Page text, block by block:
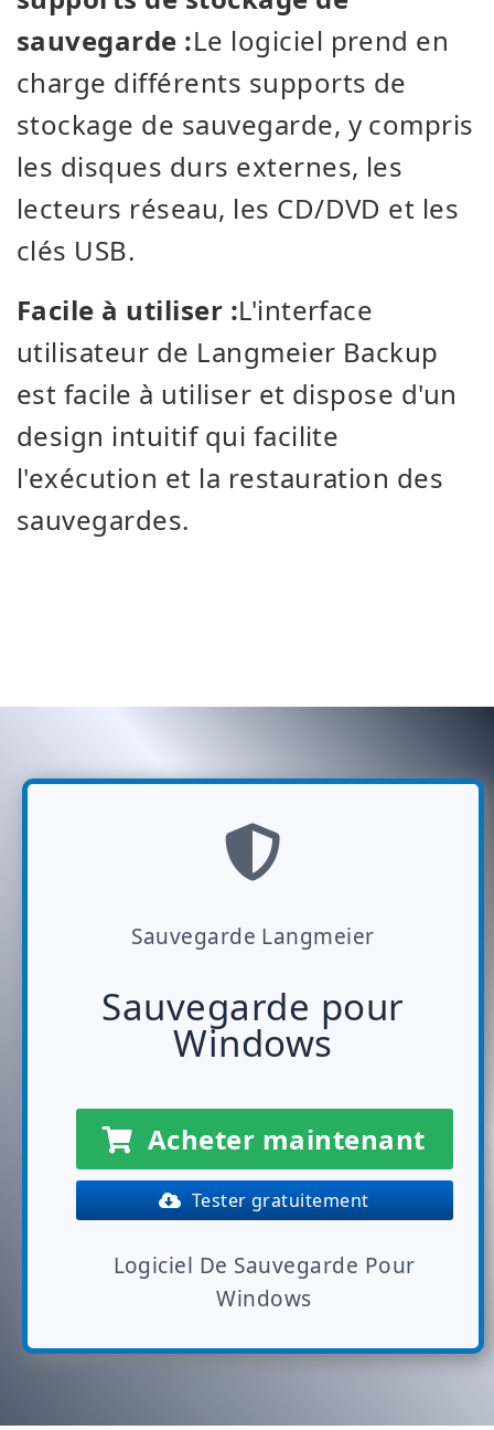
sauvegarde :Le logiciel prend en
charge différents supports de
stockage de sauvegarde, y compris
les disques durs externes, les
lecteurs réseau, les CD/DVD et les
clés USB.
Facile à utiliser :L'interface
utilisateur de Langmeier Backup
est facile à utiliser et dispose d'un
design intuitif qui facilite
l'exécution et la restauration des
sauvegardes.
Sauvegarde Langmeier
Sauvegarde pour
Windows
Acheter maintenant
Tester gratuitement
Logiciel De Sauvegarde Pour
Windows